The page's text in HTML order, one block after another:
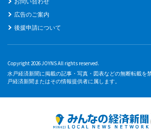
広告のご案内
後援申請について
Copyright 2026 JOYNS All rights reserved.
水戸経済新聞に掲載の記事・写真・図表などの無断転載を
戸経済新聞またはその情報提供者に属します。